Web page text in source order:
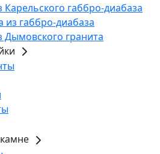
Карельского габбро-диабаза
из габбро-диабаза
Дымовского гранита